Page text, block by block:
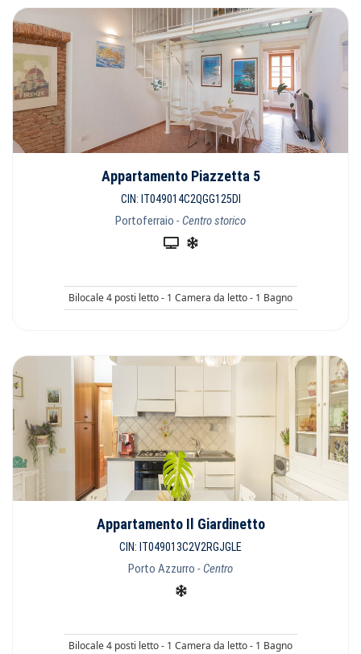
Appartamento Piazzetta 5
CIN: IT049014C2QGG125DI
Portoferraio - Centro storico
Bilocale 4 posti letto - 1 Camera da letto - 1 Bagno
Appartamento Il Giardinetto
CIN: IT049013C2V2RGJGLE
Porto Azzurro - Centro
Bilocale 4 posti letto - 1 Camera da letto - 1 Bagno